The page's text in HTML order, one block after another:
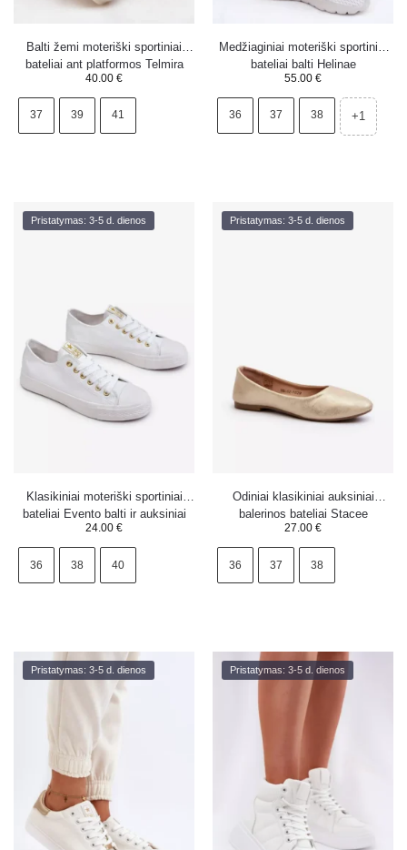
Balti žemi moteriški sportiniai
bateliai ant platformos Telmira
40.00 €
37 39 41
Medžiaginiai moteriški sportiniai
bateliai balti Helinae
55.00 €
36 37 38 +1
Pristatymas: 3-5 d. dienos
Klasikiniai moteriški sportiniai
bateliai Evento balti ir auksiniai
24.00 €
36 38 40
Pristatymas: 3-5 d. dienos
Odiniai klasikiniai auksiniai
balerinos bateliai Stacee
27.00 €
36 37 38
Pristatymas: 3-5 d. dienos Pristatymas: 3-5 d. dienos